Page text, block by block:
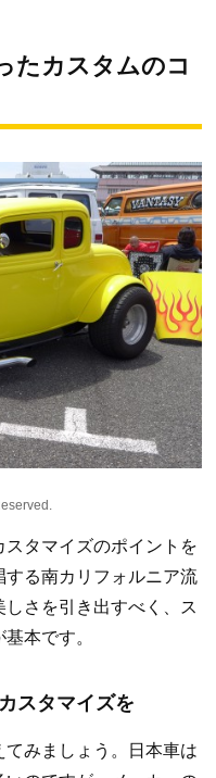
たカスタムのコ
タマイズのポイントを
る南カリフォルニア流
さを引き出すべく、ス
本です。
スタマイズを
みましょう。日本車は